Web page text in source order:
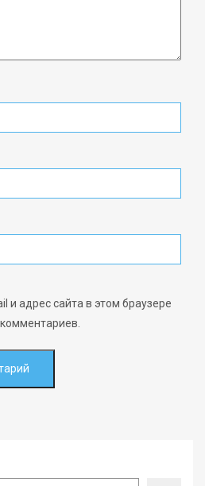
и адрес сайта в этом браузере